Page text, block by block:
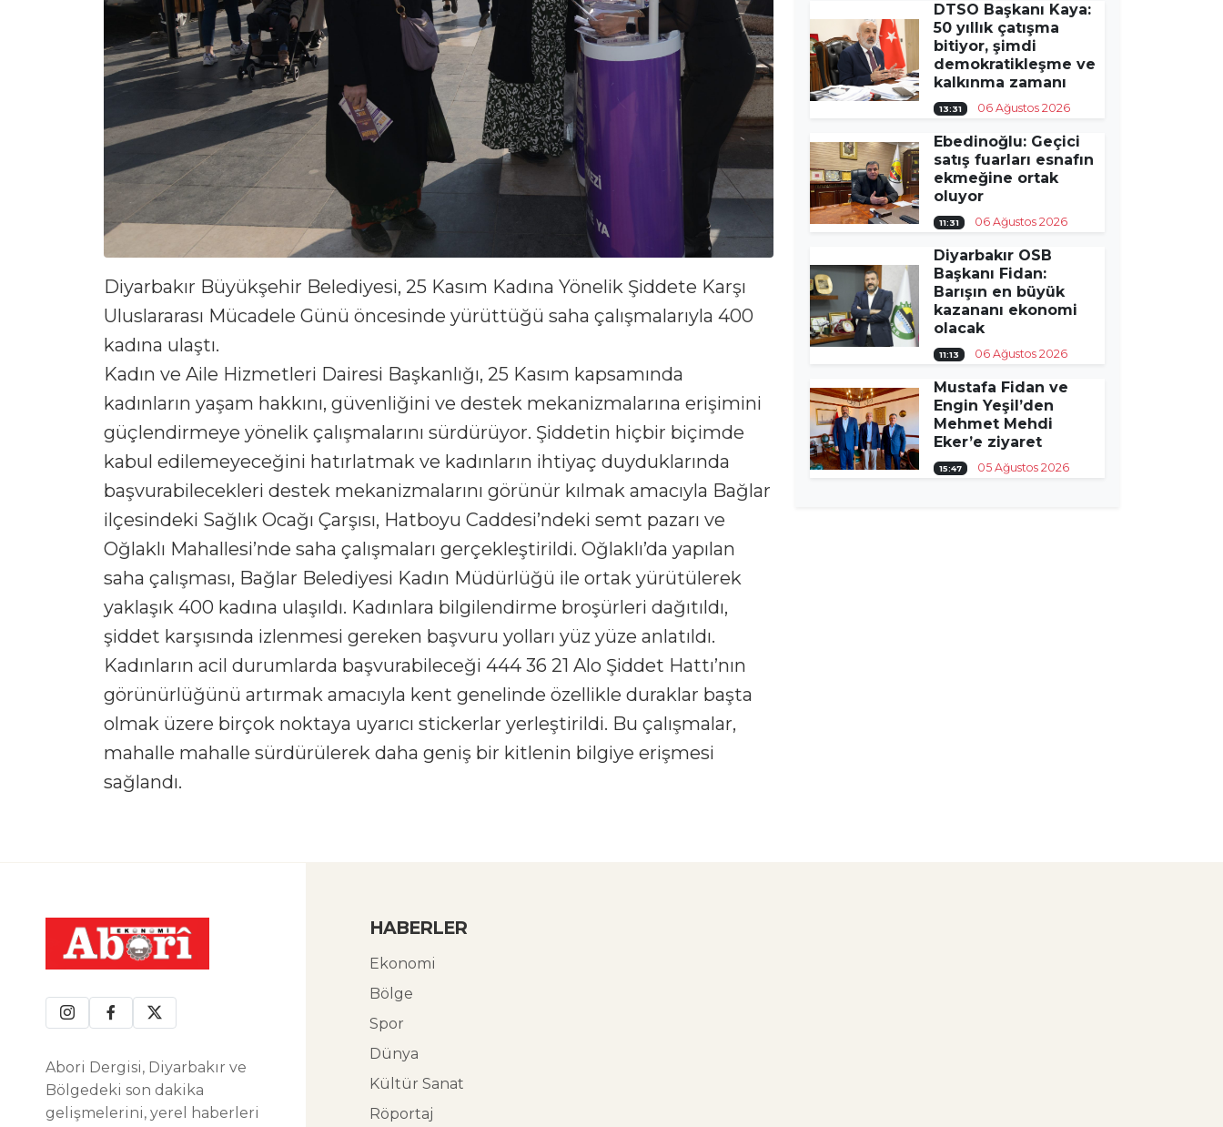
Diyarbakır Büyükşehir Belediyesi, 25 Kasım Kadına Yönelik Şiddete Karşı
Uluslararası Mücadele Günü öncesinde yürüttüğü saha çalışmalarıyla 400
kadına ulaştı.
Kadın ve Aile Hizmetleri Dairesi Başkanlığı, 25 Kasım kapsamında
kadınların yaşam hakkını, güvenliğini ve destek mekanizmalarına erişimini
güçlendirmeye yönelik çalışmalarını sürdürüyor. Şiddetin hiçbir biçimde
kabul edilemeyeceğini hatırlatmak ve kadınların ihtiyaç duyduklarında
başvurabilecekleri destek mekanizmalarını görünür kılmak amacıyla Bağlar
ilçesindeki Sağlık Ocağı Çarşısı, Hatboyu Caddesi’ndeki semt pazarı ve
Oğlaklı Mahallesi’nde saha çalışmaları gerçekleştirildi. Oğlaklı’da yapılan
saha çalışması, Bağlar Belediyesi Kadın Müdürlüğü ile ortak yürütülerek
yaklaşık 400 kadına ulaşıldı. Kadınlara bilgilendirme broşürleri dağıtıldı,
şiddet karşısında izlenmesi gereken başvuru yolları yüz yüze anlatıldı.
Kadınların acil durumlarda başvurabileceği 444 36 21 Alo Şiddet Hattı’nın
görünürlüğünü artırmak amacıyla kent genelinde özellikle duraklar başta
olmak üzere birçok noktaya uyarıcı stickerlar yerleştirildi. Bu çalışmalar,
mahalle mahalle sürdürülerek daha geniş bir kitlenin bilgiye erişmesi
sağlandı.
DTSO Başkanı Kaya:
50 yıllık çatışma
bitiyor, şimdi
demokratikleşme ve
kalkınma zamanı
13:31 06 Ağustos 2026
Ebedinoğlu: Geçici
satış fuarları esnafın
ekmeğine ortak
oluyor
11:31 06 Ağustos 2026
Diyarbakır OSB
Başkanı Fidan:
Barışın en büyük
kazananı ekonomi
olacak
11:13 06 Ağustos 2026
Mustafa Fidan ve
Engin Yeşil’den
Mehmet Mehdi
Eker’e ziyaret
15:47 05 Ağustos 2026
Abori Dergisi, Diyarbakır ve
Bölgedeki son dakika
gelişmelerini, yerel haberleri
HABERLER
Ekonomi
Bölge
Spor
Dünya
Kültür Sanat
Röportaj